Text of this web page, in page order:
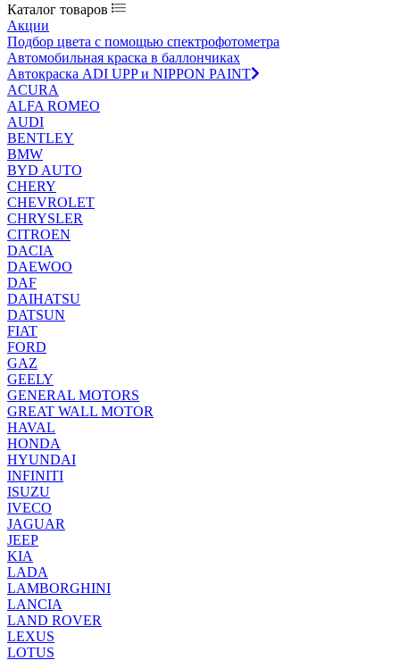
Каталог товаров
Акции
Подбор цвета с помощью спектрофотометра
Автомобильная краска в баллончиках
Автокраска ADI UPP и NIPPON PAINT
ACURA
ALFA ROMEO
AUDI
BENTLEY
BMW
BYD AUTO
CHERY
CHEVROLET
CHRYSLER
CITROEN
DACIA
DAEWOO
DAF
DAIHATSU
DATSUN
FIAT
FORD
GAZ
GEELY
GENERAL MOTORS
GREAT WALL MOTOR
HAVAL
HONDA
HYUNDAI
INFINITI
ISUZU
IVECO
JAGUAR
JEEP
KIA
LADA
LAMBORGHINI
LANCIA
LAND ROVER
LEXUS
LOTUS